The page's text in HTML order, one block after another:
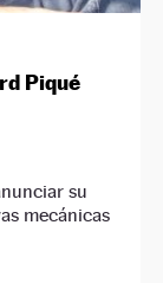
Piqué
su
mecánicas